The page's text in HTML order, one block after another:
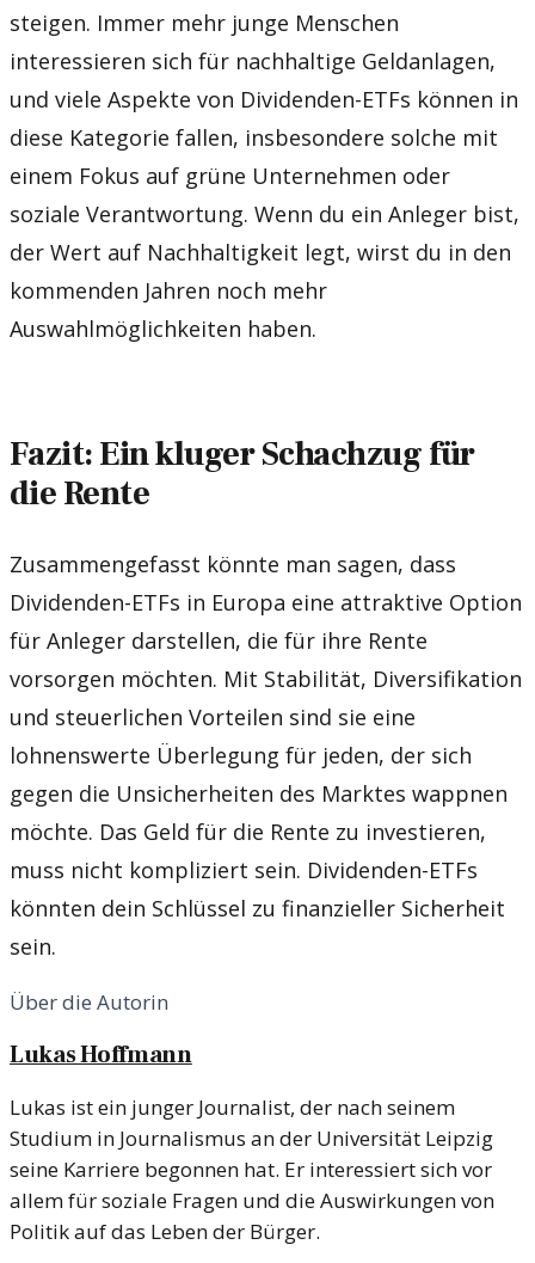
steigen. Immer mehr junge Menschen
interessieren sich für nachhaltige Geldanlagen,
und viele Aspekte von Dividenden-ETFs können in
diese Kategorie fallen, insbesondere solche mit
einem Fokus auf grüne Unternehmen oder
soziale Verantwortung. Wenn du ein Anleger bist,
der Wert auf Nachhaltigkeit legt, wirst du in den
kommenden Jahren noch mehr
Auswahlmöglichkeiten haben.
Fazit: Ein kluger Schachzug für
die Rente
Zusammengefasst könnte man sagen, dass
Dividenden-ETFs in Europa eine attraktive Option
für Anleger darstellen, die für ihre Rente
vorsorgen möchten. Mit Stabilität, Diversifikation
und steuerlichen Vorteilen sind sie eine
lohnenswerte Überlegung für jeden, der sich
gegen die Unsicherheiten des Marktes wappnen
möchte. Das Geld für die Rente zu investieren,
muss nicht kompliziert sein. Dividenden-ETFs
könnten dein Schlüssel zu finanzieller Sicherheit
sein.
Über die Autorin
Lukas Hoffmann
Lukas ist ein junger Journalist, der nach seinem
Studium in Journalismus an der Universität Leipzig
seine Karriere begonnen hat. Er interessiert sich vor
allem für soziale Fragen und die Auswirkungen von
Politik auf das Leben der Bürger.